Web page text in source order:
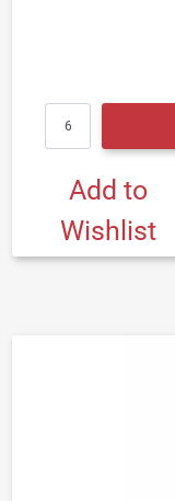
Add to
Wishlist